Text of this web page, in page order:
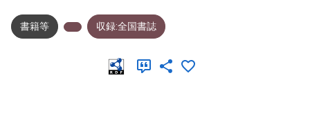
書籍等 収録:全国書誌